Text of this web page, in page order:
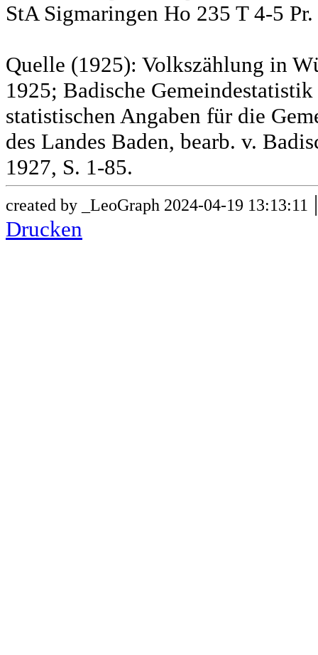
StA Sigmaringen Ho 235 T 4-5
Quelle (1925): Volkszählung in
1925; Badische
statistischen Angaben für die
des Landes Baden, bearb. v.
1927, S. 1-85.
created by _LeoGraph 2024-04-19 13:13:11
Drucken